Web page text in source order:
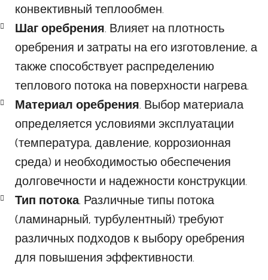
конвективный теплообмен.
Шаг оребрения. Влияет на плотность
оребрения и затраты на его изготовление, а
также способствует распределению
теплового потока на поверхности нагрева.
Материал оребрения. Выбор материала
определяется условиями эксплуатации
(температура, давление, коррозионная
среда) и необходимостью обеспечения
долговечности и надежности конструкции.
Тип потока. Различные типы потока
(ламинарный, турбулентный) требуют
различных подходов к выбору оребрения
для повышения эффективности.